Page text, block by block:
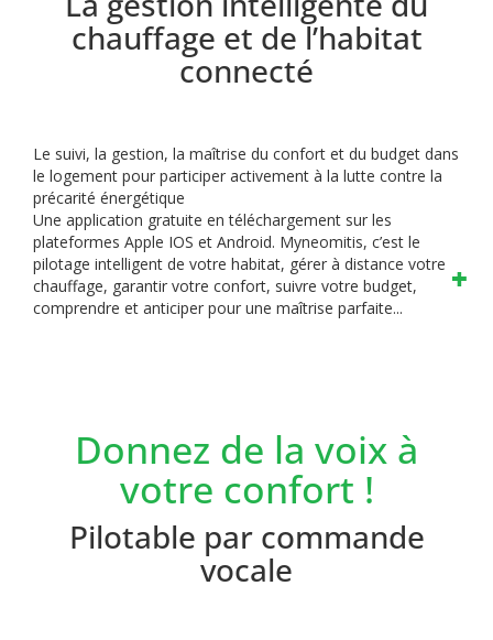
chauffage et de l’habitat
connecté
Le suivi, la gestion, la maîtrise du confort et du budget dans
le logement pour participer activement à la lutte contre la
précarité énergétique
Une application gratuite en téléchargement sur les
plateformes Apple IOS et Android. Myneomitis, c’est le
pilotage intelligent de votre habitat, gérer à distance votre
chauffage, garantir votre confort, suivre votre budget,
comprendre et anticiper pour une maîtrise parfaite...
Donnez de la voix à
votre confort !
Pilotable par commande
vocale